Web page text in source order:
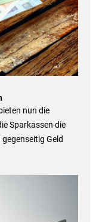
nun die
Sparkassen die
Geld